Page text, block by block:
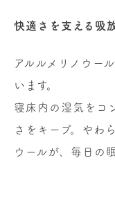
快適さを支える吸
アルルメリノウー
います。
寝床内の湿気をコ
さをキープ。やわ
ウールが、毎日の